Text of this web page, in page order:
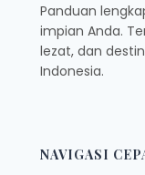
Panduan
impian Anda.
lezat, dan
Indonesia.
NAVIGASI